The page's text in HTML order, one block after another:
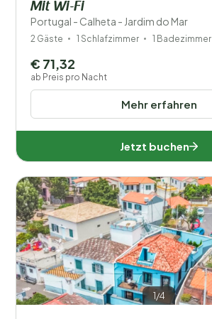
Mit Wi-Fi
Portugal - Calheta - Jardim do Mar
2 Gäste 1 Schlafzimmer 1 Badezimmer
Mehr erfahren
€ 71,32
ab Preis pro Nacht
Jetzt buchen
1/4